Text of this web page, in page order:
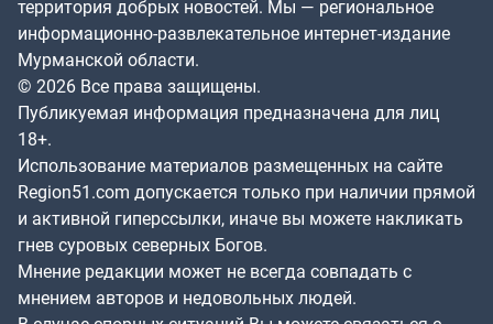
территория добрых новостей. Мы — региональное
информационно-развлекательное интернет-издание
Мурманской области.
© 2026 Все права защищены.
Публикуемая информация предназначена для лиц
18+.
Использование материалов размещенных на сайте
Region51.com допускается только при наличии прямой
и активной гиперссылки, иначе вы можете накликать
гнев суровых северных Богов.
Мнение редакции может не всегда совпадать с
мнением авторов и недовольных людей.